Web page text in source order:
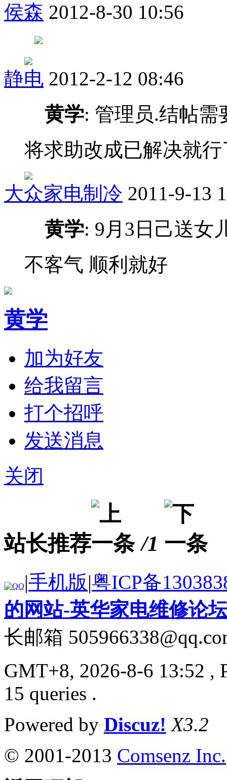
侯森 2012-8-30 10:56
静电 2012-2-12 08:46
黄学: 管理员.结帖需
将求助改成已解决就行
大众家电制冷 2011-9-13
黄学: 9月3日己送女
不客气 顺利就好
黄学
加为好友
给我留言
打个招呼
发送消息
关闭
站长推荐 /1
|手机版|粤ICP备
的网站-英华家电维修论
长邮箱
GMT+8, 2026-8-6 13:52 ,
15 queries .
Powered by Discuz! X3.2
© 2001-2013 Comsenz Inc.